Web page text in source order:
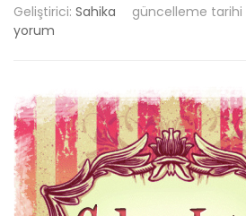
Geliştirici: Sahika güncelleme tarihi
yorum